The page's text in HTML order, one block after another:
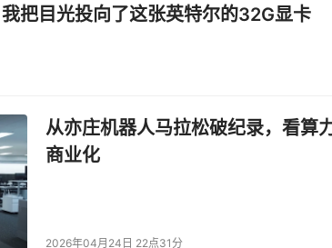
把目光投向了这张英特尔的32G显卡
从亦庄机器人马拉松破纪录，看算
商业化
2026年04月24日 22点31分